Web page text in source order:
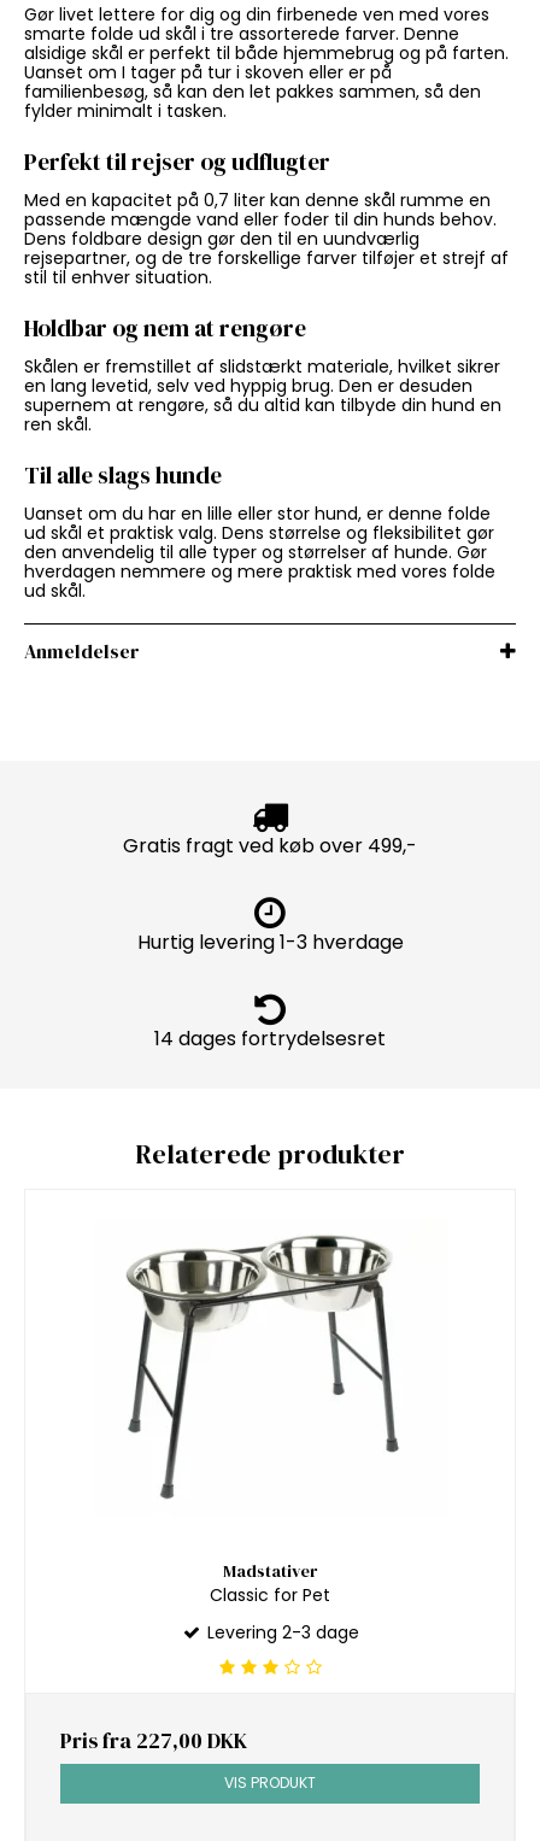
Gør livet lettere for dig og din firbenede ven med vores
smarte folde ud skål i tre assorterede farver. Denne
alsidige skål er perfekt til både hjemmebrug og på farten.
Uanset om I tager på tur i skoven eller er på
familienbesøg, så kan den let pakkes sammen, så den
fylder minimalt i tasken.
Perfekt til rejser og udflugter
Med en kapacitet på 0,7 liter kan denne skål rumme en
passende mængde vand eller foder til din hunds behov.
Dens foldbare design gør den til en uundværlig
rejsepartner, og de tre forskellige farver tilføjer et strejf af
stil til enhver situation.
Holdbar og nem at rengøre
Skålen er fremstillet af slidstærkt materiale, hvilket sikrer
en lang levetid, selv ved hyppig brug. Den er desuden
supernem at rengøre, så du altid kan tilbyde din hund en
ren skål.
Til alle slags hunde
Uanset om du har en lille eller stor hund, er denne folde
ud skål et praktisk valg. Dens størrelse og fleksibilitet gør
den anvendelig til alle typer og størrelser af hunde. Gør
hverdagen nemmere og mere praktisk med vores folde
ud skål.
Anmeldelser
Gratis fragt ved køb over 499,-
Hurtig levering 1-3 hverdage
14 dages fortrydelsesret
Relaterede produkter
Madstativer
Classic for Pet
Levering 2-3 dage
Pris fra 227,00 DKK
VIS PRODUKT